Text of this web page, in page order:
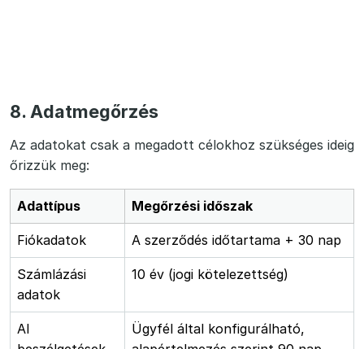
8. Adatmegőrzés
Az adatokat csak a megadott célokhoz szükséges ideig
őrizzük meg:
Adattípus Megőrzési időszak
Fiókadatok A szerződés időtartama + 30 nap
Számlázási
adatok
10 év (jogi kötelezettség)
AI
Ügyfél által konfigurálható,